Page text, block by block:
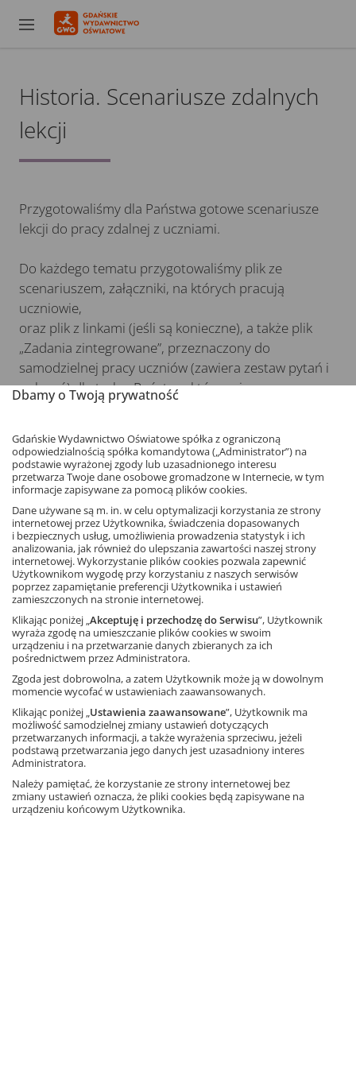
Historia. Scenariusze zdalnych
lekcji
Przygotowaliśmy dla Państwa gotowe scenariusze
lekcji do pracy zdalnej z uczniami.
Do każdego tematu przygotowaliśmy plik ze
scenariuszem, załączniki, na których pracują
uczniowie,
oraz plik z linkami (jeśli są konieczne), a także plik
„Zadania zintegrowane”, przeznaczony do
samodzielnej pracy uczniów (zawiera zestaw pytań i
poleceń) dla tych z Państwa, którzy nie mogą
przeprowadzić lekcji zdalnej na żywo.
Klasa 4
Klasa 5
Klasa 6
Klasa 7
Klasa 8
Eugeniusz Kwiatkowski i II Rzeczpospolita
Józef Piłsudski i odzyskanie niepodległości
II woja światowa
Żołnierze niezłomni
Jan Paweł II
Solidarność
Dbamy o Twoją prywatność
Gdańskie Wydawnictwo Oświatowe spółka z ograniczoną
odpowiedzialnością spółka komandytowa („Administrator”) na
podstawie wyrażonej zgody lub uzasadnionego interesu
przetwarza Twoje dane osobowe gromadzone w Internecie, w tym
informacje zapisywane za pomocą plików cookies.
Dane używane są m. in. w celu optymalizacji korzystania ze strony
internetowej przez Użytkownika, świadczenia dopasowanych
i bezpiecznych usług, umożliwienia prowadzenia statystyk i ich
analizowania, jak również do ulepszania zawartości naszej strony
internetowej. Wykorzystanie plików cookies pozwala zapewnić
Użytkownikom wygodę przy korzystaniu z naszych serwisów
poprzez zapamiętanie preferencji Użytkownika i ustawień
zamieszczonych na stronie internetowej.
Klikając poniżej „Akceptuję i przechodzę do Serwisu”, Użytkownik
wyraża zgodę na umieszczanie plików cookies w swoim
urządzeniu i na przetwarzanie danych zbieranych za ich
pośrednictwem przez Administratora.
Zgoda jest dobrowolna, a zatem Użytkownik może ją w dowolnym
momencie wycofać w ustawieniach zaawansowanych.
Klikając poniżej „Ustawienia zaawansowane”, Użytkownik ma
możliwość samodzielnej zmiany ustawień dotyczących
przetwarzanych informacji, a także wyrażenia sprzeciwu, jeżeli
podstawą przetwarzania jego danych jest uzasadniony interes
Administratora.
Należy pamiętać, że korzystanie ze strony internetowej bez
zmiany ustawień oznacza, że pliki cookies będą zapisywane na
urządzeniu końcowym Użytkownika.